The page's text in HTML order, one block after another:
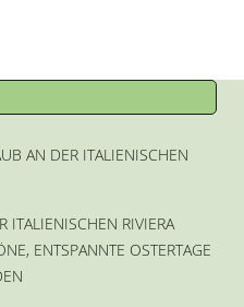
AN DER ITALIENISCHEN
ITALIENISCHEN RIVIERA
ENTSPANNTE OSTERTAGE